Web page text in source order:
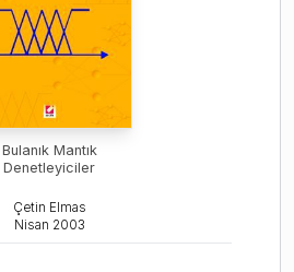
Bulanık Mantık
Denetleyiciler
Çetin Elmas
Nisan 2003